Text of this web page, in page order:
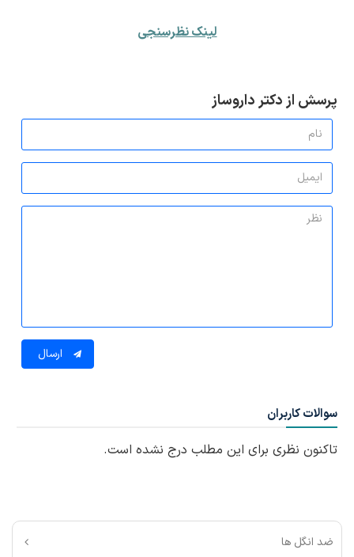
لینک نظرسنجی
پرسش از دکتر داروساز
ارسال
سوالات کاربران
تاکنون نظری برای این مطلب درج نشده است.
ضد انگل ها